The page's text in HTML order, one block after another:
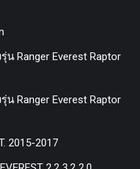
Ranger Everest Raptor
Ranger Everest Raptor
2015-2017